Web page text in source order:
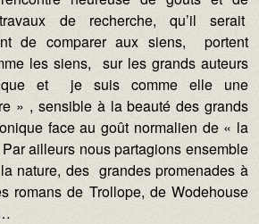
de recherche, qu’il serait
de comparer aux siens, portent
les siens, sur les grands auteurs
et je suis comme elle une
» , sensible à la beauté des grands
face au goût normalien de « la
ailleurs nous partagions ensemble
nature, des grandes promenades à
romans de Trollope, de Wodehouse